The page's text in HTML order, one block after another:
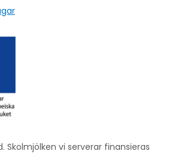
Skolmjölken vi serverar finansieras